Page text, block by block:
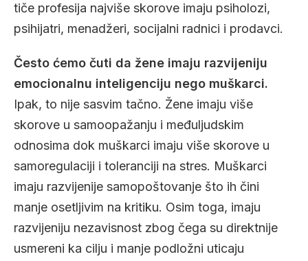
tiče profesija najviše skorove imaju psiholozi,
psihijatri, menadžeri, socijalni radnici i prodavci.
Često ćemo čuti da žene imaju razvijeniju
emocionalnu inteligenciju nego muškarci.
Ipak, to nije sasvim tačno. Žene imaju više
skorove u samoopažanju i međuljudskim
odnosima dok muškarci imaju više skorove u
samoregulaciji i toleranciji na stres. Muškarci
imaju razvijenije samopoštovanje što ih čini
manje osetljivim na kritiku. Osim toga, imaju
razvijeniju nezavisnost zbog čega su direktnije
usmereni ka cilju i manje podložni uticaju